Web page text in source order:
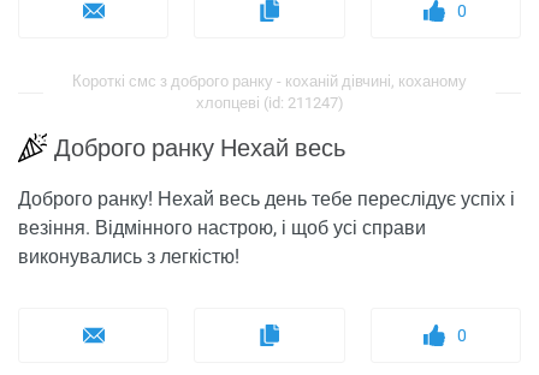
0
Короткі смс з доброго ранку - коханій дівчині, коханому
хлопцеві (id: 211247)
Доброго ранку Нехай весь
Доброго ранку! Нехай весь день тебе переслідує успіх і
везіння. Відмінного настрою, і щоб усі справи
виконувались з легкістю!
0